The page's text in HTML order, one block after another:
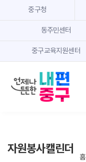
중구청
동주민센터
중구교육지원센터
자원봉사캘린더
홈